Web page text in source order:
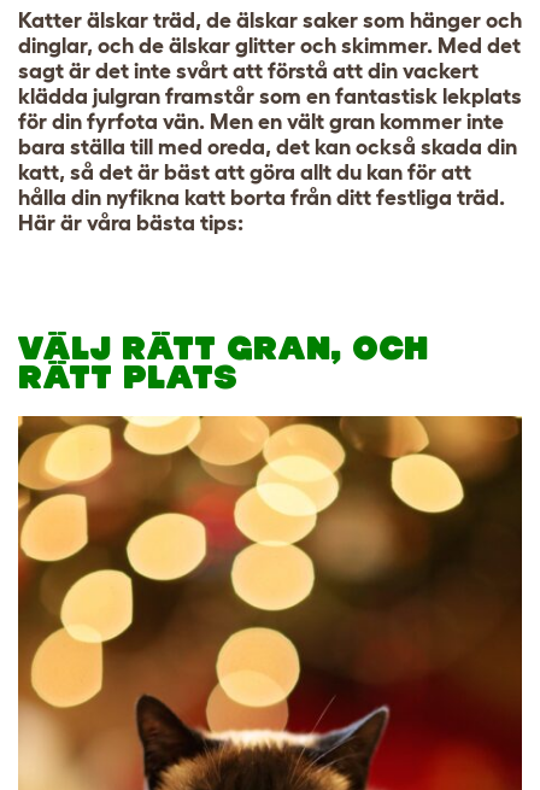
Katter älskar träd, de älskar saker som hänger och
dinglar, och de älskar glitter och skimmer. Med det
sagt är det inte svårt att förstå att din vackert
klädda julgran framstår som en fantastisk lekplats
för din fyrfota vän. Men en vält gran kommer inte
bara ställa till med oreda, det kan också skada din
katt, så det är bäst att göra allt du kan för att
hålla din nyfikna katt borta från ditt festliga träd.
Här är våra bästa tips:
VÄLJ RÄTT GRAN, OCH
RÄTT PLATS